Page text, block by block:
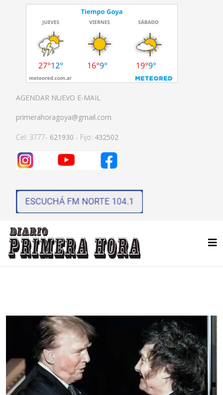
AGENDAR NUEVO E-MAIL
primerahoragoya@gmail.com
Cel: 3777- 621930 - Fijo: 432502